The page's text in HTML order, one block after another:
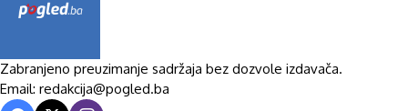
Zabranjeno preuzimanje sadržaja bez dozvole izdavača.
Email: redakcija@pogled.ba